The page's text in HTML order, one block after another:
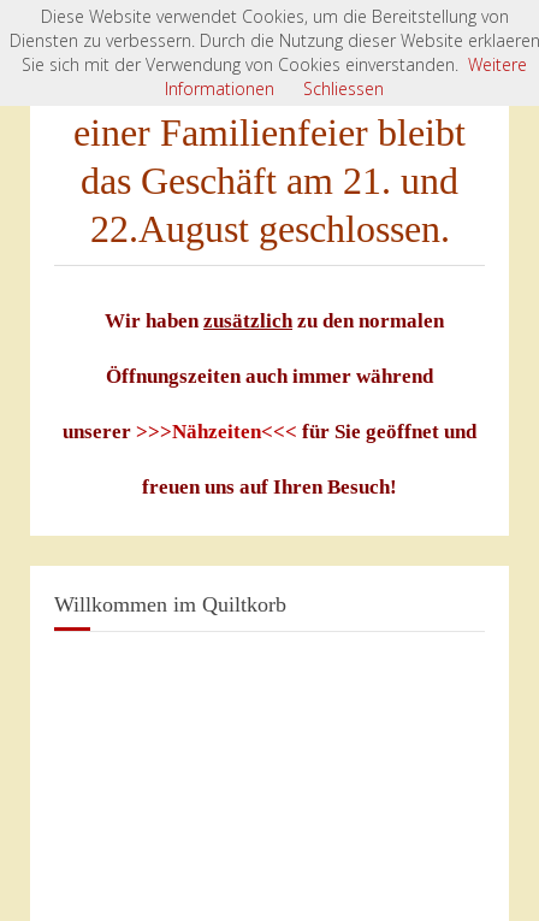
Bitte beachten Sie: Wegen
einer Familienfeier bleibt
das Geschäft am 21. und
22.August geschlossen.
Wir habenzusätzlichzu den normalen
Öffnungszeiten auch immer während
unserer >>>Nähzeiten<<< für Sie geöffnet und
freuen uns auf Ihren Besuch!
Willkommen im Quiltkorb
Diese Website verwendet Cookies, um die Bereitstellung von
Diensten zu verbessern. Durch die Nutzung dieser Website erklaeren
Sie sich mit der Verwendung von Cookies einverstanden. Weitere
Informationen
Schliessen